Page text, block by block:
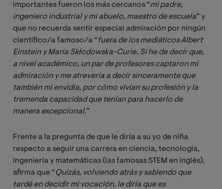
importantes fueron los más cercanos “mi padre,
ingeniero industrial y mi abuelo, maestro de escuela” y
que no recuerda sentir especial admiración por ningún
científico/a famoso/a “fuera de los mediáticos Albert
Einstein y Maria Skłodowska-Curie. Si he de decir que,
a nivel académico, un par de profesores captaron mi
admiración y me atrevería a decir sinceramente que
también mi envidia, por cómo vivían su profesión y la
tremenda capacidad que tenían para hacerlo de
manera excepcional.”
Frente a la pregunta de que le diría a su yo de niña
respecto a seguir una carrera en ciencia, tecnología,
ingeniería y matemáticas (las famosas STEM en inglés),
afirma que “Quizás, volviendo atrás y sabiendo que
tardé en decidir mi vocación, le diría que es